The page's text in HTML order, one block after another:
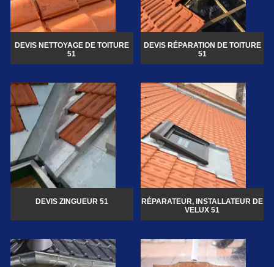
DEVIS NETTOYAGE DE TOITURE
51
DEVIS RÉPARATION DE TOITURE
51
DEVIS ZINGUEUR 51
RÉPARATEUR, INSTALLATEUR DE
VELUX 51